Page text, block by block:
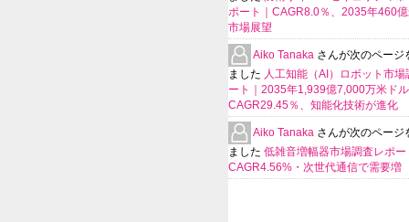
ポート｜CAGR8.0％、2035年460
市場展望
Aiko Tanaka さんが次のページ
ました 人工知能（AI）ロボット市場
ート｜2035年1,939億7,000万米ド
CAGR29.45％、知能化技術が進化
Aiko Tanaka さんが次のページ
ました 低雑音増幅器市場調査レポー
CAGR4.56%・次世代通信で需要増